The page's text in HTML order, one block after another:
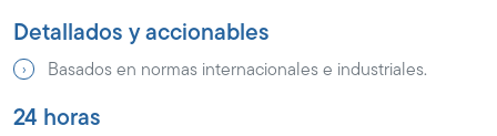
Detallados y accionables
Basados en normas internacionales e industriales.
24 horas